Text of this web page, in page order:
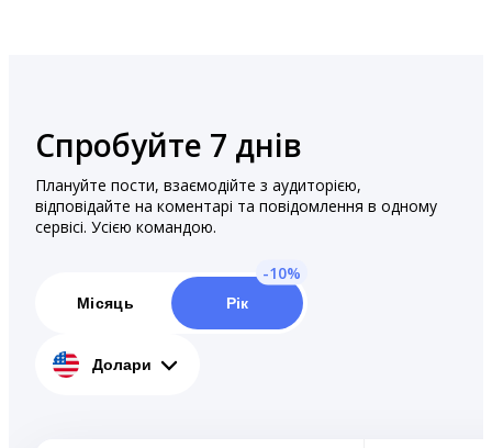
Спробуйте 7 днів
Плануйте пости, взаємодійте з аудиторією,
відповідайте на коментарі та повідомлення в одному
сервісі. Усією командою.
Місяць Рік
Долари